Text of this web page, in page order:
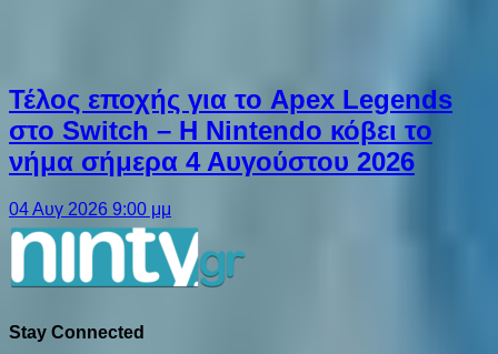
Τέλος εποχής για το Apex Legends
στο Switch – Η Nintendo κόβει το
νήμα σήμερα 4 Αυγούστου 2026
04 Αυγ 2026 9:00 μμ
Stay Connected